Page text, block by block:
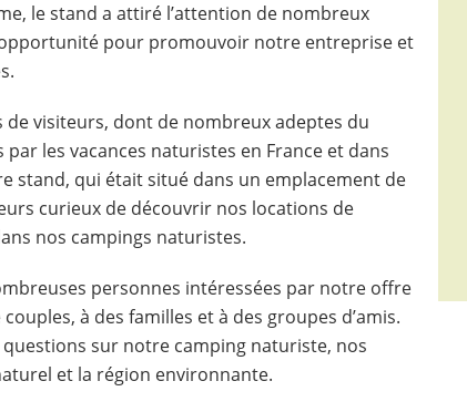
le stand a attiré l’attention de nombreux
pour promouvoir notre entreprise et
de visiteurs, dont de nombreux adeptes du
les vacances naturistes en France et dans
stand, qui était situé dans un emplacement de
curieux de découvrir nos locations de
nos campings naturistes.
personnes intéressées par notre offre
à des familles et à des groupes d’amis.
sur notre camping naturiste, nos
et la région environnante.